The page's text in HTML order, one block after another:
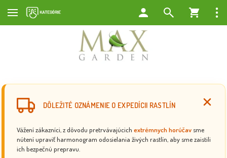
DÔLEŽITÉ OZNÁMENIE O EXPEDÍCII RASTLÍN
Vážení zákazníci, z dôvodu pretrvávajúcich extrémnych horúčav sme
nútení upraviť harmonogram odosielania živých rastlín, aby sme zaistili
ich bezpečnú prepravu.